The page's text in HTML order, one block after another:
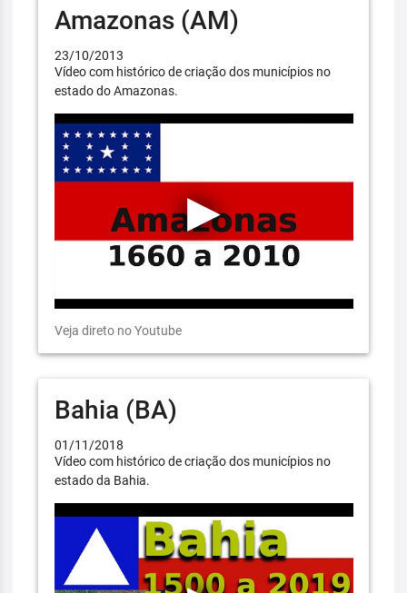
Amazonas (AM)
23/10/2013
Vídeo com histórico de criação dos municípios no
estado do Amazonas.
Veja direto no Youtube
Bahia (BA)
01/11/2018
Vídeo com histórico de criação dos municípios no
estado da Bahia.